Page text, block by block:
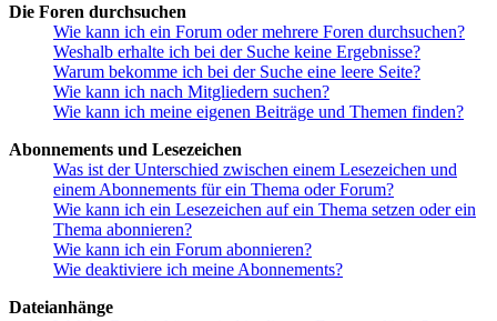
Die Foren durchsuchen
Wie kann ich ein Forum oder mehrere Foren durchsuchen?
Weshalb erhalte ich bei der Suche keine Ergebnisse?
Warum bekomme ich bei der Suche eine leere Seite?
Wie kann ich nach Mitgliedern suchen?
Wie kann ich meine eigenen Beiträge und Themen finden?
Abonnements und Lesezeichen
Was ist der Unterschied zwischen einem Lesezeichen und
einem Abonnements für ein Thema oder Forum?
Wie kann ich ein Lesezeichen auf ein Thema setzen oder ein
Thema abonnieren?
Wie kann ich ein Forum abonnieren?
Wie deaktiviere ich meine Abonnements?
Dateianhänge